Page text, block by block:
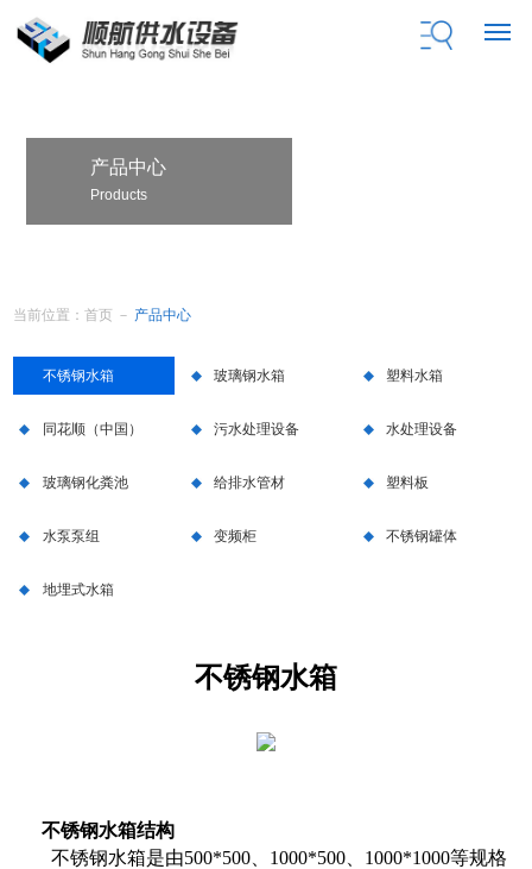
产品中心
Products
当前位置：首页 － 产品中心
不锈钢水箱 玻璃钢水箱 塑料水箱
同花顺（中国） 污水处理设备 水处理设备
玻璃钢化粪池 给排水管材 塑料板
水泵泵组 变频柜 不锈钢罐体
地埋式水箱
不锈钢水箱
不锈钢水箱结构
不锈钢水箱是由500*500、1000*500、1000*1000等规格